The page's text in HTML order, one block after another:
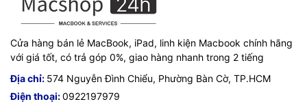
Cửa hàng bán lẻ MacBook, iPad, linh kiện Macbook chính hãng
với giá tốt, có trả góp 0%, giao hàng nhanh trong 2 tiếng
Địa chỉ: 574 Nguyễn Đình Chiểu, Phường Bàn Cờ, TP.HCM
Điện thoại:0922197979